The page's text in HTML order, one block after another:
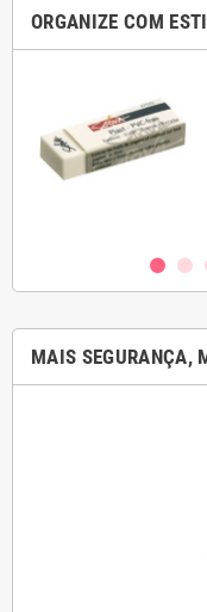
ORGANIZE COM
MAIS SEGURANÇA,